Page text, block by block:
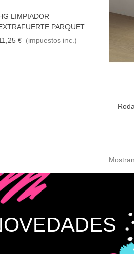
LIMPIADOR
PARQUET
€ (impuestos inc.)